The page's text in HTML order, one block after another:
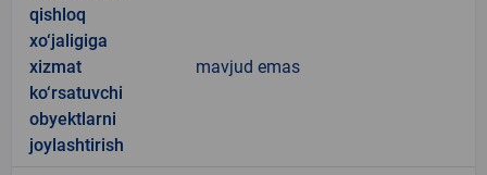
qishloq
xo‘jaligiga
xizmat
ko‘rsatuvchi
obyektlarni
joylashtirish
mavjud emas